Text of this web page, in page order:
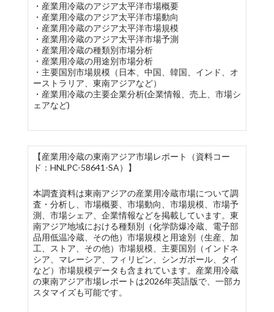
・産業用冷蔵のアジア太平洋市場概要
・産業用冷蔵のアジア太平洋市場動向
・産業用冷蔵のアジア太平洋市場規模
・産業用冷蔵のアジア太平洋市場予測
・産業用冷蔵の種類別市場分析
・産業用冷蔵の用途別市場分析
・主要国別市場規模（日本、中国、韓国、インド、オ
ーストラリア、東南アジアなど）
・産業用冷蔵の主要企業分析(企業情報、売上、市場シ
ェアなど)
【産業用冷蔵の東南アジア市場レポート（資料コー
ド：HNLPC-58641-SA）】
本調査資料は東南アジアの産業用冷蔵市場について調
査・分析し、市場概要、市場動向、市場規模、市場予
測、市場シェア、企業情報などを掲載しています。東
南アジア地域における種類別（化学防爆冷蔵、電子部
品用低温冷蔵、その他）市場規模と用途別（生産、加
工、ストア、その他）市場規模、主要国別（インドネ
シア、マレーシア、フィリピン、シンガポール、タイ
など）市場規模データも含まれています。産業用冷蔵
の東南アジア市場レポートは2026年英語版で、一部カ
スタマイズも可能です。